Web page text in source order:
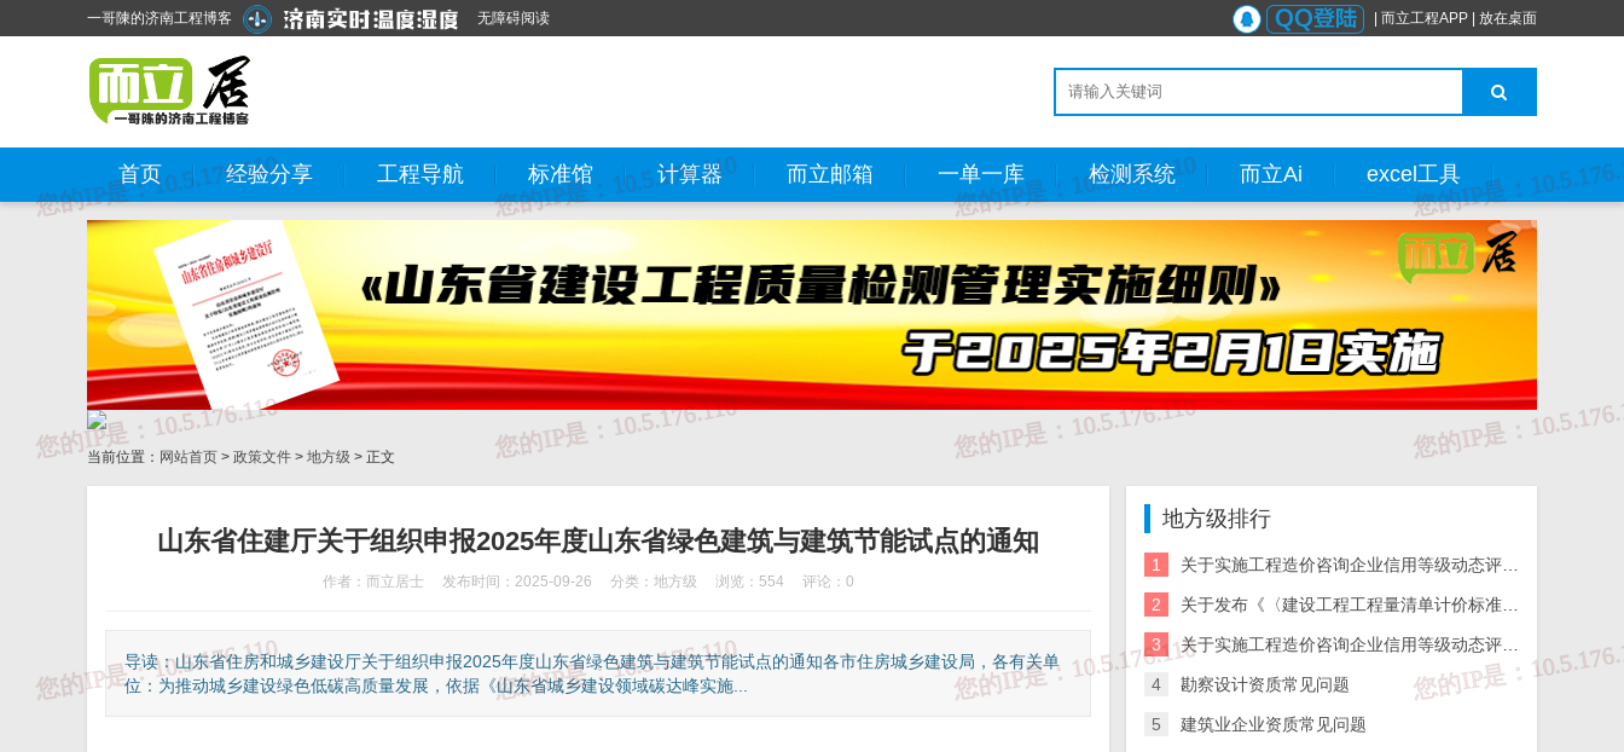
而立工程APP 放在桌面
一哥陳的济南工程博客 无障碍阅读
首页 经验分享 工程导航 标准馆 计算器 而立邮箱 一单一库 检测系统 而立Ai excel工具
当前位置： 网站首页 > 政策文件 > 地方级 > 正文
山东省住建厅关于组织申报2025年度山东省绿色建筑与建筑节能试点的通知
作者：而立居士 发布时间：2025-09-26 分类：地方级 浏览：554 评论：0
导读：山东省住房和城乡建设厅关于组织申报2025年度山东省绿色建筑与建筑节能试点的通知各市住房城乡建设局，各有关单
位：为推动城乡建设绿色低碳高质量发展，依据《山东省城乡建设领域碳达峰实施...
地方级排行
1 关于实施工程造价咨询企业信用等级动态评价的通知
2 关于发布《〈建设工程工程量清单计价标准〉实施指引》的通知
3 关于实施工程造价咨询企业信用等级动态评价的通知
4 勘察设计资质常见问题
5 建筑业企业资质常见问题